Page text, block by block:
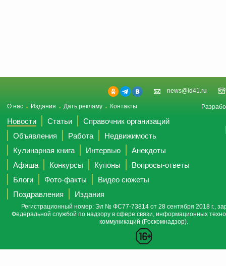
news@id41.ru
О нас Издания Дать рекламу Контакты
Новости Статьи
Справочник организаций
Объявления
Работа
Недвижимость
Кулинарная книга
Интервью
Анекдоты
Афиша
Конкурсы Купоны
Вопросы-ответы
Блоги
Фото-факты
Видео сюжеты
Поздравления
Издания
Регистрационный номер: Эл № ФС77-73814 от 28 сентября 2018 г.,
Федеральной службой по надзору в сфере связи, информационных
коммуникаций (Роскомнадзор).